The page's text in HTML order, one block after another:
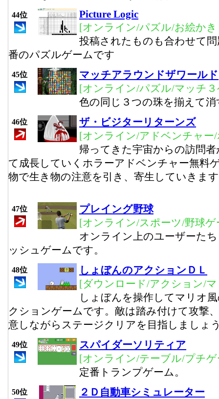
44位
Picture Logic
[オンライン/パズル/お絵か
投稿されたものも合わせて
番のパズルゲームです
45位
マッチアラウンドザワールド
[オンライン/パズル/マッチ
色の同じ３つの珠を揃えて
46位
ザ・ビジターリターンズ
[オンライン/アドベンチャー
帰ってきた宇宙からの訪問
て成長していくホラーアドベンチャー無料
物で生き物の注意を引き、寄生していきま
47位
プレイング野球
[オンライン/スポーツ/野球ゲ
オンライン上のユーザーた
ッシュゲームです。
48位
しょぼんのアクションＤＬ
[ダウンロード/アクション/
しょぼんを操作してマリオ
クションゲームです。敵は踏み付けて攻撃
意しながらステージクリアを目指しましょ
49位
スパイダーソリティア
[オンライン/テーブル/プチ
定番トランプゲーム。
50位
２Ｄ自動車シミュレーター